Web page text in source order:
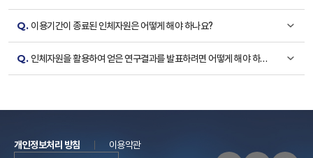
Q. 이용기간이 종료된 인체자원은 어떻게 해야 하나요?
Q. 인체자원을 활용하여 얻은 연구결과를 발표하려면 어떻게 해야 하나
개인정보처리 방침
이용약관